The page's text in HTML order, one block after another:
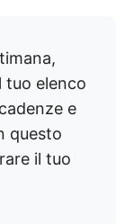
tuo elenco
e
questo
il tuo